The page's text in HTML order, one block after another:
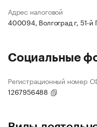
Адрес налоговой
400094, Волгоград г, 51-й
Социальные
Регистрационный номер
1267956488